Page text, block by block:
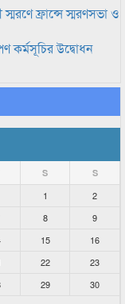
ফ্রান্সে স্মরণসভা ও
কর্মসূচির উদ্বোধন
S S
1
2
8
9
15
16
22
23
29
30